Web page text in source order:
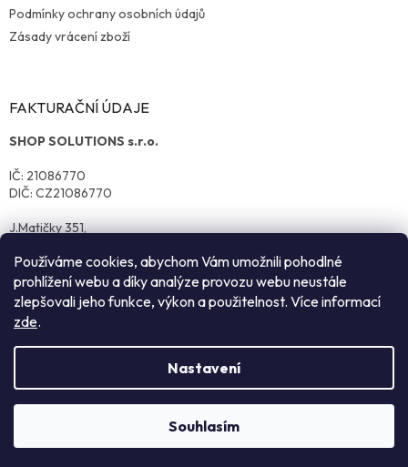
Používáme cookies, abychom Vám umožnili pohodlné
prohlížení webu a díky analýze provozu webu neustále
zlepšovali jeho funkce, výkon a použitelnost. Více informací
zde.
Nastavení
Souhlasím
Podmínky ochrany osobních údajů
Zásady vrácení zboží
FAKTURAČNÍ ÚDAJE
SHOP SOLUTIONS s.r.o.
IČ: 21086770
DIČ: CZ21086770
J.Matičky 351,
Vytvořil Shoptet
reklamnitextil.cz. Všechna práva vyhrazena.
NEZÁVAZNÁ POPTÁVKA